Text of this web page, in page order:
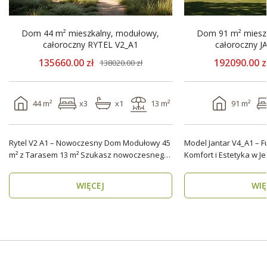
Dom 44 m² mieszkalny, modułowy,
całoroczny RYTEL V2_A1
135660.00 zł 138020.00 zł
44 m² x3 x1 13 m²
Rytel V2 A1 – Nowoczesny Dom Modułowy 45
m² z Tarasem 13 m² Szukasz nowoczesnego i
WIĘCEJ
Dom 91 m²
całoroczny
192090.00
91 m²
Model Jantar V4_A1 –
Komfort i Estetyka w Jednym